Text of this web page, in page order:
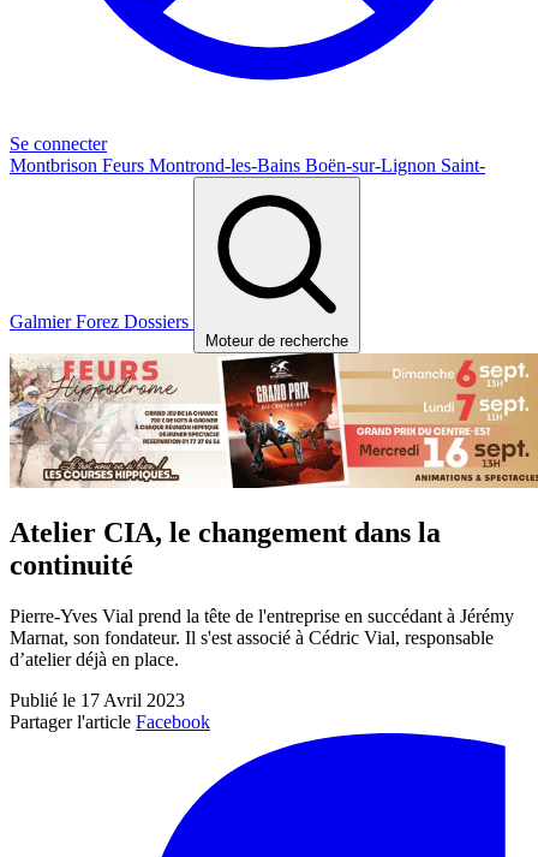
Se connecter
Montbrison Feurs Montrond-les-Bains Boën-sur-Lignon Saint-
GalmierForez Dossiers
Moteur de recherche
Atelier CIA, le changement dans la
continuité
Pierre-Yves Vial prend la tête de l'entreprise en succédant à Jérémy
Marnat, son fondateur. Il s'est associé à Cédric Vial, responsable
d’atelier déjà en place.
Publié le 17 Avril 2023
Partager l'article Facebook